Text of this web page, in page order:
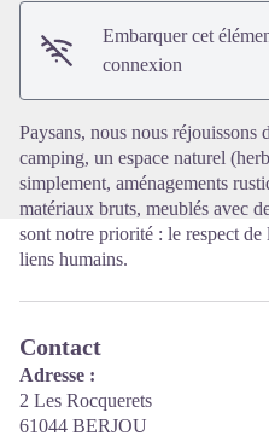
Embarquer cet
connexion
Paysans, nous nous
camping, un espace naturel
simplement, aménagements
matériaux bruts, meublés avec
sont notre priorité : le respect
liens humains.
Contact
Adresse :
2 Les Rocquerets
61044 BERJOU